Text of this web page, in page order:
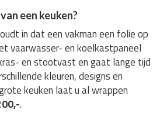
een keuken?
in dat een vakman een folie op
vaarwasser- en koelkastpaneel
en stootvast en gaat lange tijd
kleuren, designs en
keuken laat u al wrappen
.